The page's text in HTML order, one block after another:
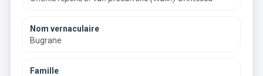
Nom vernaculaire
Bugrane
Famille